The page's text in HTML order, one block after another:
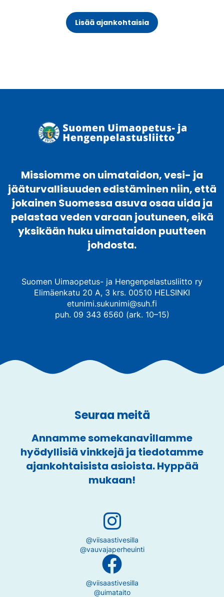
Lisää ajankohtaisia
Missiomme on uimataidon, vesi- ja
jääturvallisuuden edistäminen niin, että
jokainen Suomessa asuva osaa uida ja
pelastaa veden varaan joutuneen, eikä
yksikään huku uimataidon puutteen
johdosta.
Suomen Uimaopetus- ja Hengenpelastusliitto ry
Elimäenkatu 20 A, 3 krs. 00510 HELSINKI
etunimi.sukunimi@suh.fi
puh. 09 343 6560 (ark. 10–15)
Seuraa meitä
Annamme somekanavillamme
hyödyllisiä vinkkejä ja tiedotamme
ajankohtaisista asioista. Hyppää
mukaan!
@viisaastivesilla
@vauvajaperheuinti
@viisaastivesilla
@uimataito